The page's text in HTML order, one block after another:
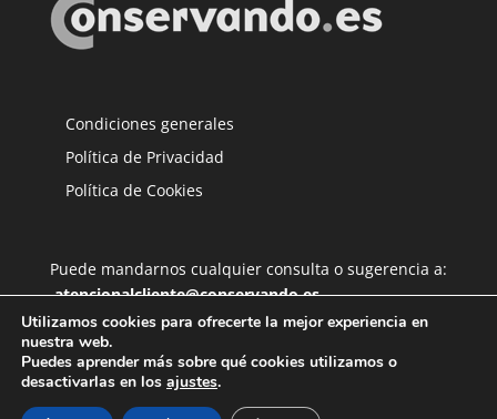
Condiciones generales
Política de Privacidad
Política de Cookies
Puede mandarnos cualquier consulta o sugerencia a:
atencionalcliente@conservando.es
Utilizamos cookies para ofrecerte la mejor experiencia en
nuestra web.
Puedes aprender más sobre qué cookies utilizamos o
desactivarlas en los ajustes.